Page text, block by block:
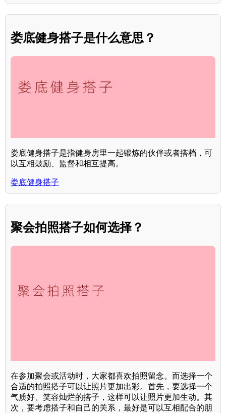
娄底健身搭子是什么意思？
娄底健身搭子是指健身房里一起锻炼的伙伴或者搭档，可
以互相鼓励、监督和相互提高。
娄底健身搭子
聚会拍照搭子如何选择？
在参加聚会或活动时，大家都喜欢拍照留念。而选择一个
合适的拍照搭子可以让照片更加出彩。首先，要选择一个
气质好、笑容灿烂的搭子，这样可以让照片更加生动。其
次，要考虑搭子和自己的关系，最好是可以互相配合的朋